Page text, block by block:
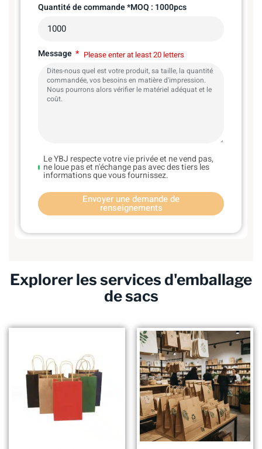
Quantité de commande *MOQ : 1000pcs
Message Please enter at least 20 letters
Le YBJ respecte votre vie privée et ne vend pas,
ne loue pas et n'échange pas avec des tiers les
informations que vous fournissez.
Envoyer une demande de
renseignements
Explorer les services d'emballage
de sacs